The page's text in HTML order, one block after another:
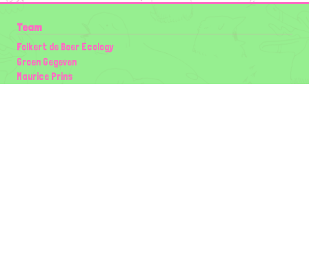
Team
Folkert de Boer Ecology
Groen Gegeven
Maurice Prins